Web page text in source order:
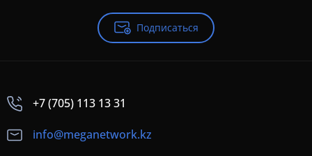
Подписаться
+7 (705) 113 13 31
info@meganetwork.kz